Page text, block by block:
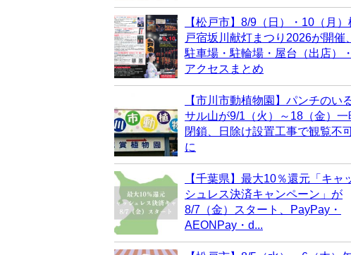
【松戸市】8/9（日）・10（月）
戸宿坂川献灯まつり2026が開催、
駐車場・駐輪場・屋台（出店）・
アクセスまとめ
【市川市動植物園】パンチのい
サル山が9/1（火）～18（金）一
閉鎖、日除け設置工事で観覧不
に
【千葉県】最大10％還元「キャ
シュレス決済キャンペーン」が
8/7（金）スタート、PayPay・
AEONPay・d...